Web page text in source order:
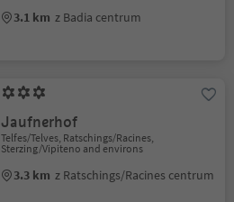
3.1 km z Badia centrum
Jaufnerhof
Telfes/Telves, Ratschings/Racines,
Sterzing/Vipiteno and environs
3.3 km z Ratschings/Racines centrum